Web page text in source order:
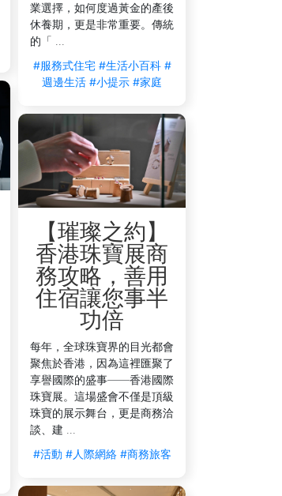
業選擇，如何度過黃金的產後
休養期，更是非常重要。傳統
的「 ...
#服務式住宅 #生活小百科 #
週邊生活 #小提示 #家庭
【璀璨之約】
香港珠寶展商
務攻略，善用
住宿讓您事半
功倍
每年，全球珠寶界的目光都會
聚焦於香港，因為這裡匯聚了
享譽國際的盛事——香港國際
珠寶展。這場盛會不僅是頂級
珠寶的展示舞台，更是商務洽
談、建 ...
#活動 #人際網絡 #商務旅客